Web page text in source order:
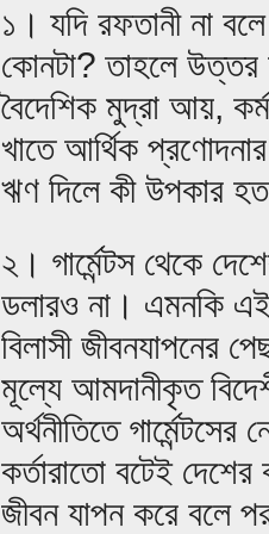
১। যদি রফতানী না
কোনটা? তাহলে
বৈদেশিক মুদ্রা আয়,
খাতে আর্থিক
ঋণ দিলে কী উপকার
২। গার্মেন্টস থেকে
ডলারও না। এমনকি
বিলাসী জীবনযাপনের
মূল্যে আমদানীকৃত
অর্থনীতিতে
কর্তারাতো বটেই
জীবন যাপন করে বলে